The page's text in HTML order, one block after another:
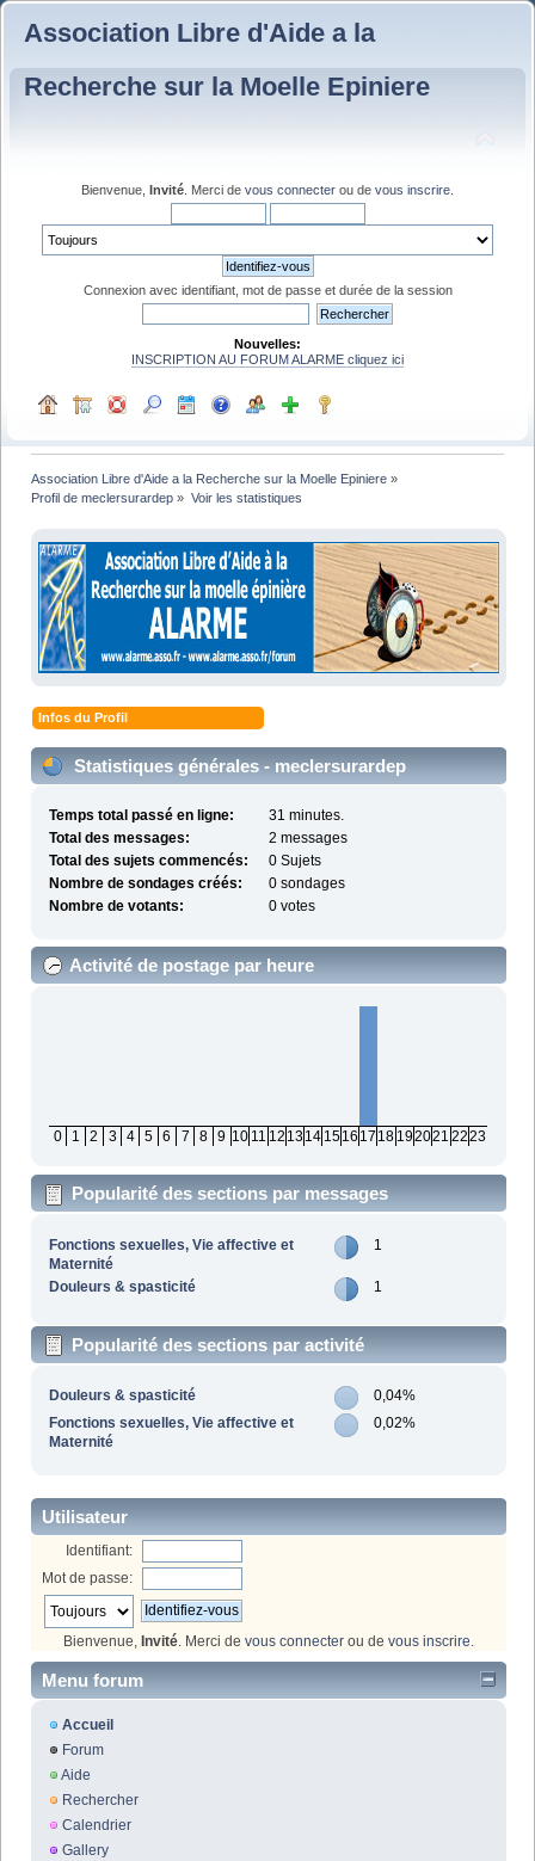
Association Libre d'Aide a la
Recherche sur la Moelle Epiniere
Bienvenue, Invité . Merci de vous connecter ou de vous inscrire
Connexion avec identifiant, mot de passe et durée de la session
Nouvelles:
INSCRIPTION AU FORUM ALARME cliquez ici
Association Libre d'Aide a la Recherche sur la Moelle Epiniere »
Profil de meclersurardep » Voir les statistiques
Infos du Profil
Statistiques générales - meclersurardep
Temps total passé en ligne:
31 minutes.
Total des messages:
2 messages
Total des sujets commencés:
0 Sujets
Nombre de sondages créés:
0 sondages
Nombre de votants:
0 votes
Activité de postage par heure
0 1 2 3 4 5 6 7 8 9 10 11 12 1314 1516 17 18 192021 2223
Popularité des sections par messages
Fonctions sexuelles, Vie affective et
Maternité
1
Douleurs & spasticité 1
Popularité des sections par activité
Douleurs & spasticité
0,04%
Fonctions sexuelles, Vie affective et
Maternité
0,02%
Utilisateur
Identifiant:
Mot de passe:
Bienvenue, Invité. Merci de vous connecter ou de vous inscrire.
Menu forum
Accueil
Forum
Aide
Rechercher
Calendrier
Gallery